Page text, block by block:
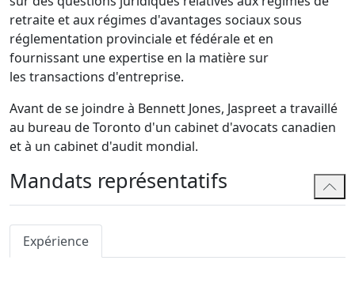
retraite et aux régimes d'avantages sociaux sous
réglementation provinciale et fédérale et en
fournissant une expertise en la matière sur
les transactions d'entreprise.
Avant de se joindre à Bennett Jones, Jaspreet a travaillé
au bureau de Toronto d'un cabinet d'avocats canadien
et à un cabinet d'audit mondial.
Mandats représentatifs
Expérience